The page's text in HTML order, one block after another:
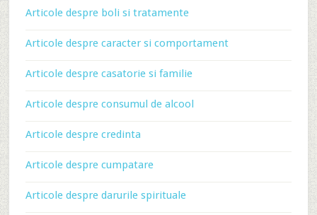
Articole despre boli si tratamente
Articole despre caracter si comportament
Articole despre casatorie si familie
Articole despre consumul de alcool
Articole despre credinta
Articole despre cumpatare
Articole despre darurile spirituale